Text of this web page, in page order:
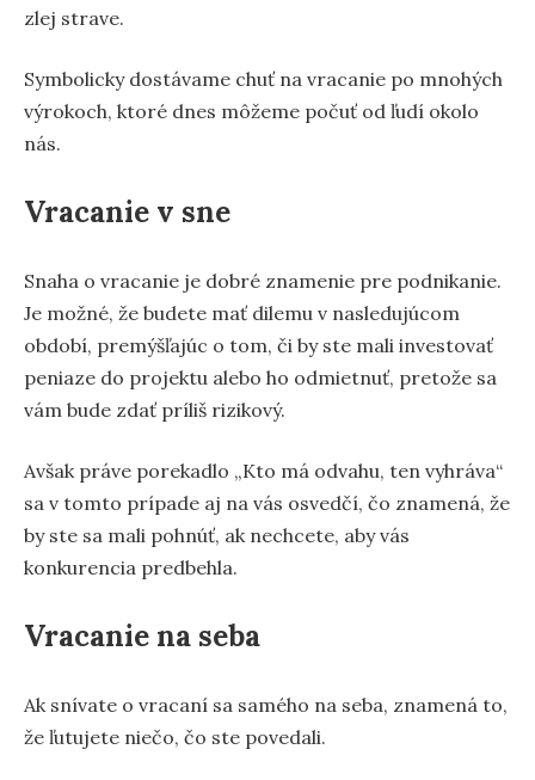
zlej strave.
Symbolicky dostávame chuť na vracanie po mnohých
výrokoch, ktoré dnes môžeme počuť od ľudí okolo
nás.
Vracanie v sne
Snaha o vracanie je dobré znamenie pre podnikanie.
Je možné, že budete mať dilemu v nasledujúcom
období, premýšľajúc o tom, či by ste mali investovať
peniaze do projektu alebo ho odmietnuť, pretože sa
vám bude zdať príliš rizikový.
Avšak práve porekadlo „Kto má odvahu, ten vyhráva“
sa v tomto prípade aj na vás osvedčí, čo znamená, že
by ste sa mali pohnúť, ak nechcete, aby vás
konkurencia predbehla.
Vracanie na seba
Ak snívate o vracaní sa samého na seba, znamená to,
že ľutujete niečo, čo ste povedali.